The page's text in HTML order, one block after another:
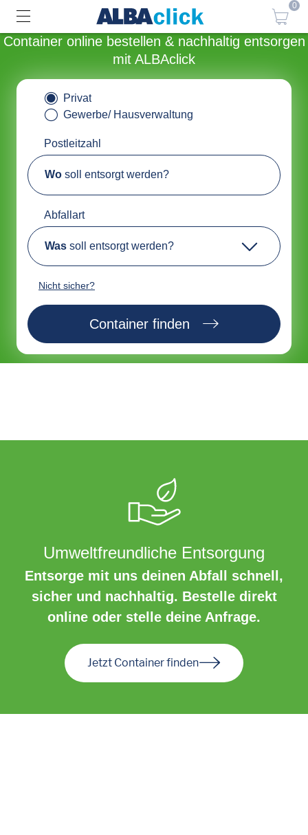
0
Container online bestellen & nachhaltig entsorgen
mit ALBAclick
Privat
Gewerbe/ Hausverwaltung
Postleitzahl
Wo soll entsorgt werden?
Abfallart
Was soll entsorgt werden?
Nicht sicher?
Container finden
Umweltfreundliche Entsorgung
Entsorge mit uns deinen Abfall schnell,
sicher und nachhaltig. Bestelle direkt
online oder stelle deine Anfrage.
Jetzt Container finden